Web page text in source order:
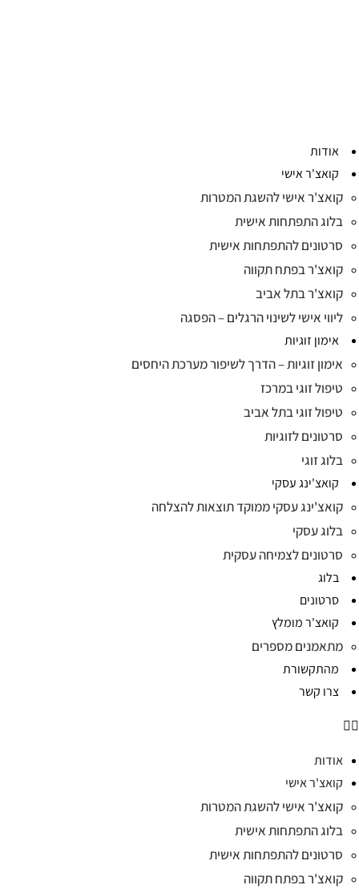
אודות
קואצ'ר אישי
קואצ'ר אישי להשגת המטרות
בלוג התפתחות אישית
סרטונים להתפתחות אישית
קואצ'ר בפתח תקווה
קואצ'ר בתל אביב
ליווי אישי לשינוי הרגלים – הפסגה
אימון זוגיות
אימון זוגיות – הדרך לשיפור מערכת היחסים
טיפול זוגי במרכז
טיפול זוגי בתל אביב
סרטונים לזוגיות
בלוג זוגי
קואצ'ינג עסקי
קואצ'ינג עסקי ממוקד תוצאות להצלחה
בלוג עסקי
סרטונים לצמיחה עסקית
בלוג
סרטונים
קואצ'ר מומלץ
מתאמנים מספרים
מהתקשורת
צרו קשר
אודות
קואצ'ר אישי
קואצ'ר אישי להשגת המטרות
בלוג התפתחות אישית
סרטונים להתפתחות אישית
קואצ'ר בפתח תקווה